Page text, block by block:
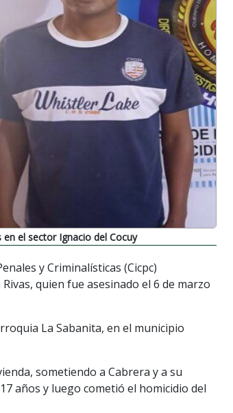
el sector Ignacio del Cocuy
y Criminalísticas (Cicpc)
quien fue asesinado el 6 de marzo
La Sabanita, en el municipio
sometiendo a Cabrera y a su
años y luego cometió el homicidio del